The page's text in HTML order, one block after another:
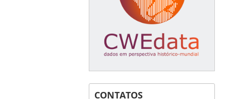
CONTATOS